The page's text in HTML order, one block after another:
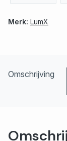
Merk: LumX
Omschrijving